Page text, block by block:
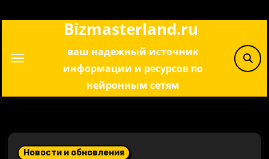
Bizmasterland.ru
ваш надежный источник
информации и ресурсов по
нейронным сетям
Новости и обновления